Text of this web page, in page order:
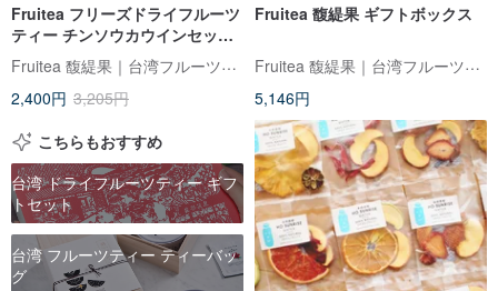
Fruitea フリーズドライフルーツ
ティー チンソウカウインセット
10包 5つの人気フレーバー全収
録・フルーツウォーター
Fruitea 馥緹果｜台湾フルーツティー
2,400円 3,205円
Fruitea 馥緹果 ギフトボックス
Fruitea 馥緹果｜台湾フルーツティー
5,146円
こちらもおすすめ
台湾 ドライフルーツティー ギフ
トセット
台湾 フルーツティー ティーバッ
グ